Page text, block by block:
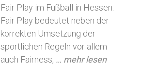
Fair Play im Fußball in Hessen.
Fair Play bedeutet neben der
korrekten Umsetzung der
sportlichen Regeln vor allem
auch Fairness, … mehr lesen